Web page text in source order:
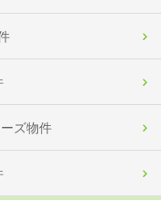
ズ物件